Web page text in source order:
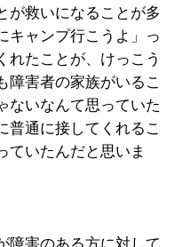
が救いになることが多
キャンプ行こうよ」っ
れたことが、けっこう
障害者の家族がいるこ
ないなんて思っていた
普通に接してくれるこ
ていたんだと思いま